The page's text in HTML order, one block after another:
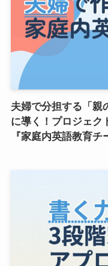
夫婦で分担する「親
に導く！プロジェク
『家庭内英語教育